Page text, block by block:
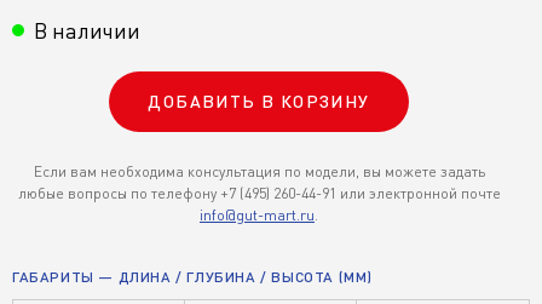
В наличии
ДОБАВИТЬ В КОРЗИНУ
Если вам необходима консультация по модели, вы можете задать
любые вопросы по телефону +7 (495) 260-44-91 или электронной почте
info@gut-mart.ru.
ГАБАРИТЫ — ДЛИНА / ГЛУБИНА / ВЫСОТА (ММ)